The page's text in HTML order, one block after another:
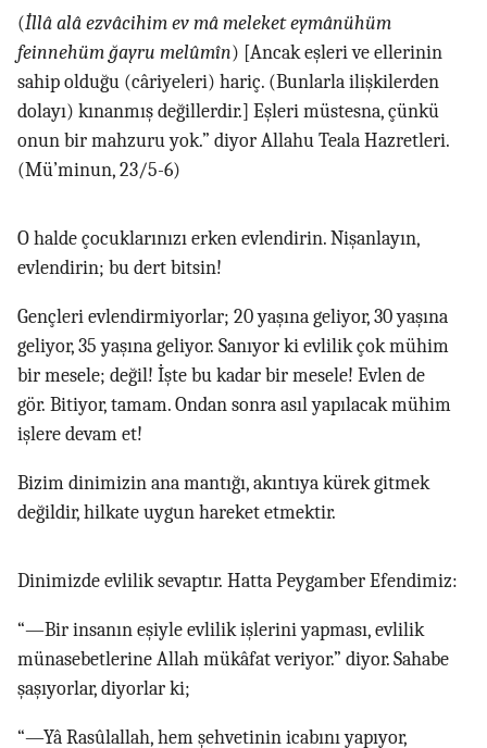
(İllâ alâ ezvâcihim ev mâ meleket eymânühüm
feinnehüm ğayru melûmîn) [Ancak eşleri ve ellerinin
sahip olduğu (câriyeleri) hariç. (Bunlarla ilişkilerden
dolayı) kınanmış değillerdir.] Eşleri müstesna, çünkü
onun bir mahzuru yok.” diyor Allahu Teala Hazretleri.
(Mü’minun, 23/5-6)
O halde çocuklarınızı erken evlendirin. Nişanlayın,
evlendirin; bu dert bitsin!
Gençleri evlendirmiyorlar; 20 yaşına geliyor, 30 yaşına
geliyor, 35 yaşına geliyor. Sanıyor ki evlilik çok mühim
bir mesele; değil! İşte bu kadar bir mesele! Evlen de
gör. Bitiyor, tamam. Ondan sonra asıl yapılacak mühim
işlere devam et!
Bizim dinimizin ana mantığı, akıntıya kürek gitmek
değildir, hilkate uygun hareket etmektir.
Dinimizde evlilik sevaptır. Hatta Peygamber Efendimiz:
“—Bir insanın eşiyle evlilik işlerini yapması, evlilik
münasebetlerine Allah mükâfat veriyor.” diyor. Sahabe
şaşıyorlar, diyorlar ki;
“—Yâ Rasûlallah, hem şehvetinin icabını yapıyor,